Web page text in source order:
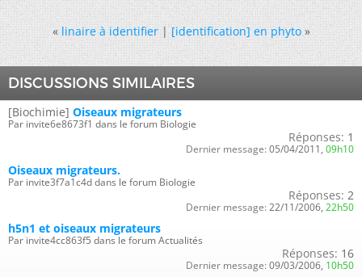
« linaire à identifier|[identification] en phyto »
DISCUSSIONS SIMILAIRES
[Biochimie] Oiseaux migrateurs
Par invite6e8673f1 dans le forum Biologie
Réponses: 1
Dernier message: 05/04/2011, 09h10
Oiseaux migrateurs.
Par invite3f7a1c4d dans le forum Biologie
Réponses: 2
Dernier message: 22/11/2006, 22h50
h5n1 et oiseaux migrateurs
Par invite4cc863f5 dans le forum Actualités
Réponses: 16
Dernier message: 09/03/2006, 10h50